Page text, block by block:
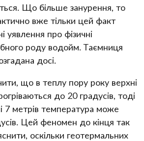
Що більше занурення, то
вже тільки цей факт
уявлення про фізичні
роду водойм. Таємниця
досі.
що в теплу пору року верхні
до 20 градусів, тоді
7 метрів температура може
Цей феномен до кінця так
оскільки геотермальних